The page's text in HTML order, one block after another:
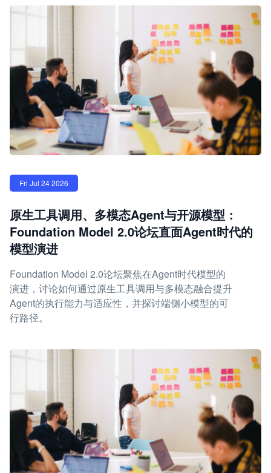
Fri Jul 24 2026
原生工具调用、多模态Agent与开源模型：
Foundation Model 2.0论坛直面Agent时代的
模型演进
Foundation Model 2.0论坛聚焦在Agent时代模型的
演进，讨论如何通过原生工具调用与多模态融合提升
Agent的执行能力与适应性，并探讨端侧小模型的可
行路径。